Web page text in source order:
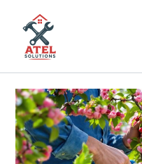
contenu